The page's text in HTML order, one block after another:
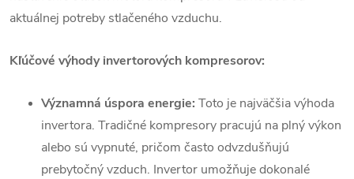
aktuálnej potreby stlačeného vzduchu.
Kľúčové výhody invertorových kompresorov:
Významná úspora energie: Toto je najväčšia výhoda
invertora. Tradičné kompresory pracujú na plný výkon
alebo sú vypnuté, pričom často odvzdušňujú
prebytočný vzduch. Invertor umožňuje dokonalé